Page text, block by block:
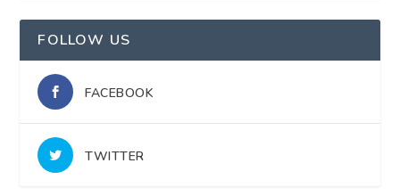
FOLLOW US
FACEBOOK
TWITTER